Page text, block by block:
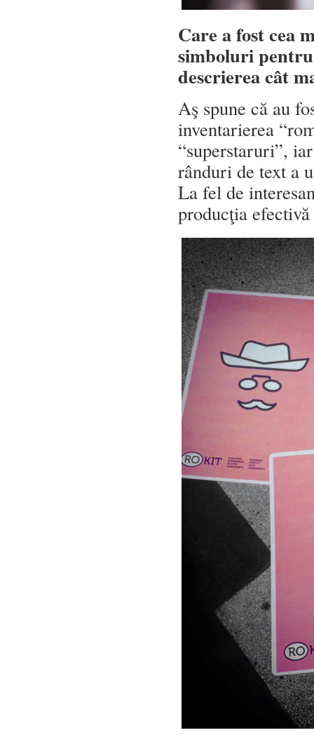
Care a fost cea
simboluri
descrierea cât
Aş spune că au
inventarierea
“superstaruri”,
rânduri de text a
La fel de
producţia